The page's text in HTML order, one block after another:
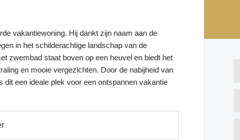
vakantiewoning. Hij dankt zijn naam aan de
in het schilderachtige landschap van de
zwembad staat boven op een heuvel en biedt het
en mooie vergezichten. Door de nabijheid van
dit een ideale plek voor een ontspannen vakantie